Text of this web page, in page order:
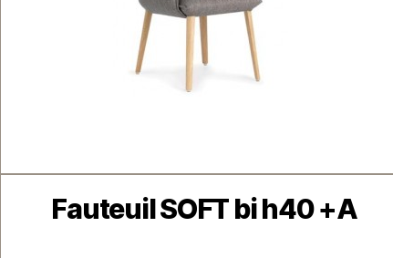
Catégories
Fauteuil SOFT bi h40 +A